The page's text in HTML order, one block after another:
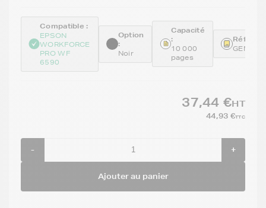
Compatible :
EPSON
WORKFORCE
PRO WF
6590
Option
:
Noir
Capacité
:
10 000
pages
37,44 €HT
44,93 €TTC
- +
Ajouter au panier